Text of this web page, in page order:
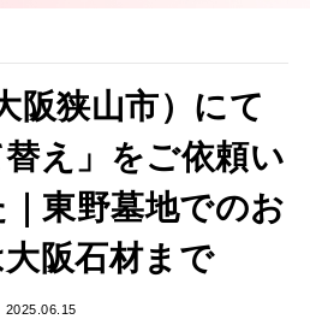
阪狭山市）にて
替え」をご依頼い
東野墓地でのお
阪石材まで
2025.06.15